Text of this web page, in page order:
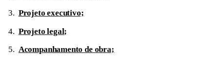
Projeto executivo;
Projeto legal;
Acompanhamento de obra;